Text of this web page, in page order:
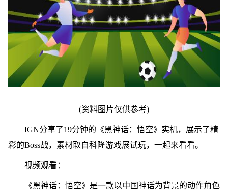
(资料图片仅供参考)
IGN分享了19分钟的《黑神话：悟空》实机，展示了精
彩的Boss战，素材取自科隆游戏展试玩，一起来看看。
视频观看：
《黑神话：悟空》是一款以中国神话为背景的动作角色